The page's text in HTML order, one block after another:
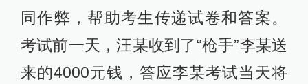
同作弊，帮助考生传递试卷和答案。
考试前一天，汪某收到了“枪手”李某送
来的4000元钱，答应李某考试当天将